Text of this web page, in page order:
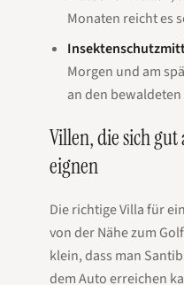
Monaten reicht es
Morgen und am
an den
Villen, die sich
eignen
Die richtige Villa für
von der Nähe zum
klein, dass man
dem Auto erreichen